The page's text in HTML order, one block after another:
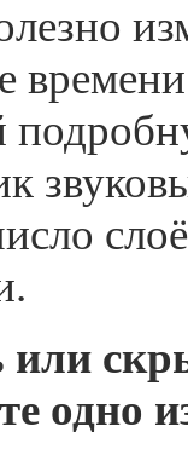
или
одно